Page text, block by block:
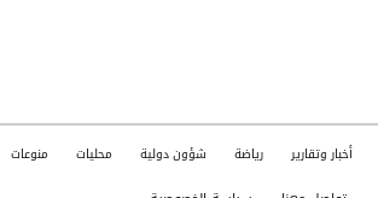
أخبار وتقارير رياضة شؤون دولية محليات منوعات